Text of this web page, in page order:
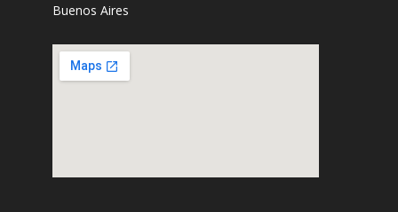
Buenos Aires